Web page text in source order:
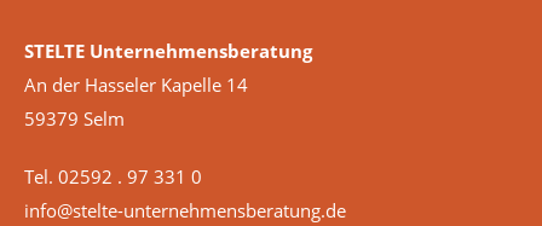
STELTE Unternehmensberatung
An der Hasseler Kapelle 14
59379 Selm
Tel. 02592 . 97 331 0
info@stelte-unternehmensberatung.de